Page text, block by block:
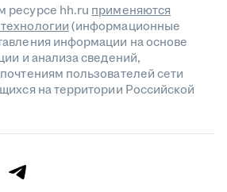
ресурсе hh.ru применяются
(информационные
информации на основе
и анализа сведений,
пользователей сети
на территории Российской